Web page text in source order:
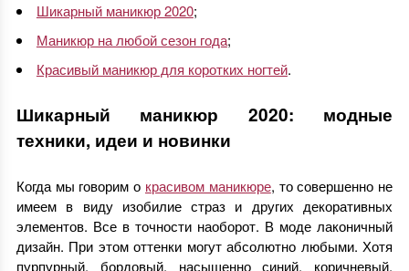
Шикарный маникюр 2020;
Маникюр на любой сезон года;
Красивый маникюр для коротких ногтей.
Шикарный маникюр 2020: модные
техники, идеи и новинки
Когда мы говорим о красивом маникюре, то совершенно не
имеем в виду изобилие страз и других декоративных
элементов. Все в точности наоборот. В моде лаконичный
дизайн. При этом оттенки могут абсолютно любыми. Хотя
пурпурный, бордовый, насыщенно синий, коричневый,